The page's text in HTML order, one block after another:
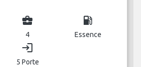
business_center
4
local_gas_station
Essence
login
5 Porte